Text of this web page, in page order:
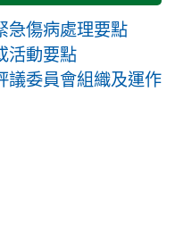
急傷病處理要點
活動要點
議委員會組織及運作